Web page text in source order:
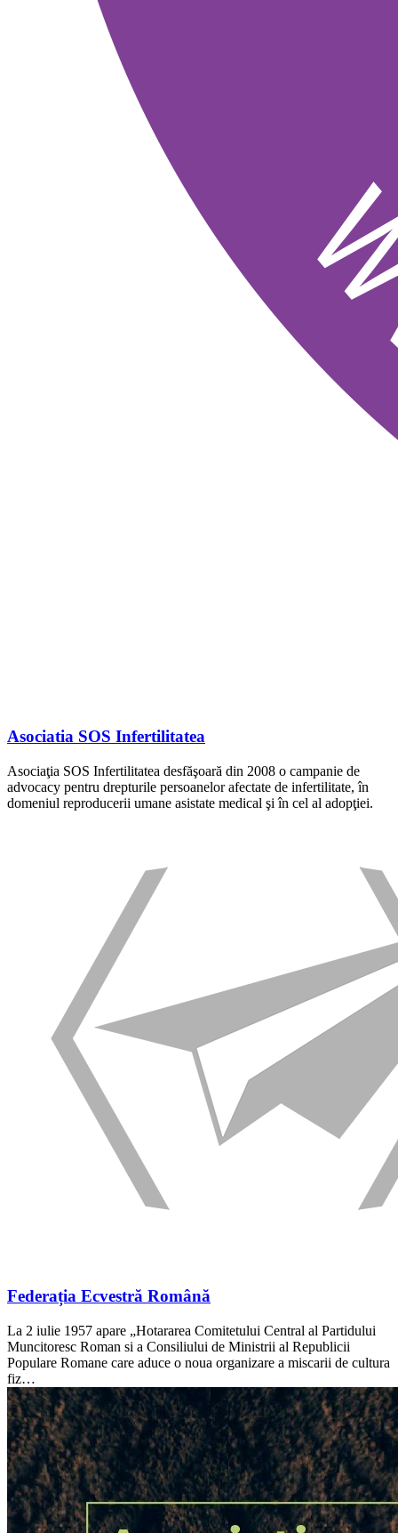
Asociatia SOS Infertilitatea
Asociaţia SOS Infertilitatea desfăşoară din 2008 o campanie de
advocacy pentru drepturile persoanelor afectate de infertilitate, în
domeniul reproducerii umane asistate medical şi în cel al adopţiei.
Federația Ecvestră Română
La 2 iulie 1957 apare „Hotararea Comitetului Central al Partidului
Muncitoresc Roman si a Consiliului de Ministrii al Republicii
Populare Romane care aduce o noua organizare a miscarii de cultura
fiz…